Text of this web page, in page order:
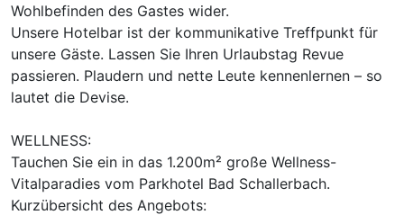
Wohlbefinden des Gastes wider.
Unsere Hotelbar ist der kommunikative Treffpunkt für
unsere Gäste. Lassen Sie Ihren Urlaubstag Revue
passieren. Plaudern und nette Leute kennenlernen – so
lautet die Devise.
WELLNESS:
Tauchen Sie ein in das 1.200m² große Wellness-
Vitalparadies vom Parkhotel Bad Schallerbach.
Kurzübersicht des Angebots: